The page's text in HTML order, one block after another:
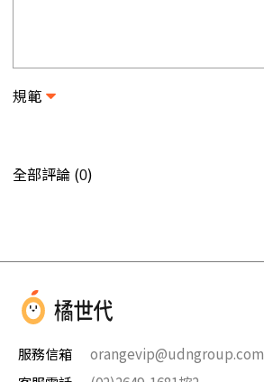
規範
全部評論 (0)
服務信箱
orangevip@udngroup.com